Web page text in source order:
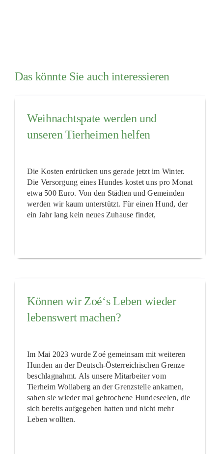
Das könnte Sie auch interessieren
Weihnachtspate werden und
unseren Tierheimen helfen
Die Kosten erdrücken uns gerade jetzt im Winter.
Die Versorgung eines Hundes kostet uns pro Monat
etwa 500 Euro. Von den Städten und Gemeinden
werden wir kaum unterstützt. Für einen Hund, der
ein Jahr lang kein neues Zuhause findet,
Können wir Zoé‘s Leben wieder
lebenswert machen?
Im Mai 2023 wurde Zoé gemeinsam mit weiteren
Hunden an der Deutsch-Österreichischen Grenze
beschlagnahmt. Als unsere Mitarbeiter vom
Tierheim Wollaberg an der Grenzstelle ankamen,
sahen sie wieder mal gebrochene Hundeseelen, die
sich bereits aufgegeben hatten und nicht mehr
Leben wollten.